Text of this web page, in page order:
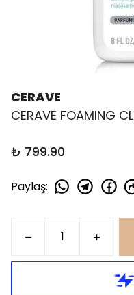
CERAVE
CERAVE FOAMING
₺ 799.90
Paylaş: